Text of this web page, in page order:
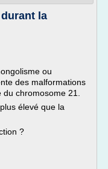
la
ou
des malformations
chromosome 21.
élevé que la
?